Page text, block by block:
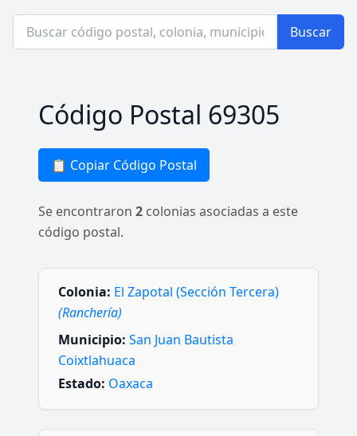
Buscar
Código Postal 69305
📋 Copiar Código Postal
Se encontraron 2 colonias asociadas a este
código postal.
Colonia: El Zapotal (Sección Tercera)
(Ranchería)
Municipio: San Juan Bautista
Coixtlahuaca
Estado: Oaxaca